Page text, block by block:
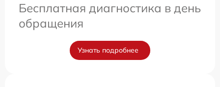
Бесплатная диагностика в день
обращения
Узнать подробнее